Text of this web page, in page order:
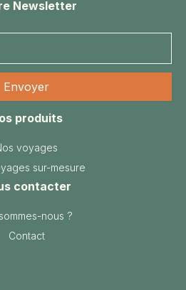
Newsletter
produits
voyages
sur-mesure
contacter
nous ?
Contact